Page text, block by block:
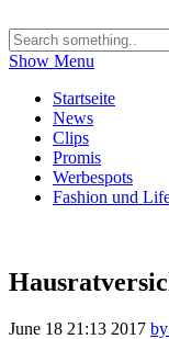
Show Menu
Startseite
News
Clips
Promis
Werbespots
Fashion und
June 18 21:13 2017